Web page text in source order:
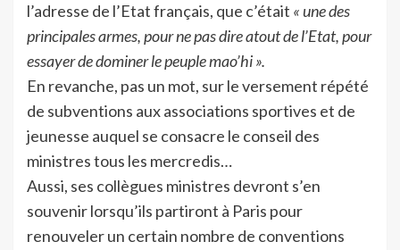
l’adresse de l’Etat français, que c’était « une des
principales armes, pour ne pas dire atout de l’Etat, pour
essayer de dominer le peuple mao’hi ».
En revanche, pas un mot, sur le versement répété
de subventions aux associations sportives et de
jeunesse auquel se consacre le conseil des
ministres tous les mercredis…
Aussi, ses collègues ministres devront s’en
souvenir lorsqu’ils partiront à Paris pour
renouveler un certain nombre de conventions